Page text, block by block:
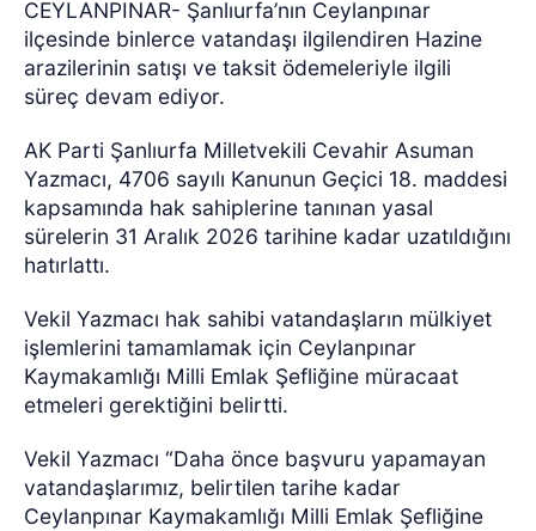
CEYLANPINAR- Şanlıurfa’nın Ceylanpınar
ilçesinde binlerce vatandaşı ilgilendiren Hazine
arazilerinin satışı ve taksit ödemeleriyle ilgili
süreç devam ediyor.
AK Parti Şanlıurfa Milletvekili Cevahir Asuman
Yazmacı, 4706 sayılı Kanunun Geçici 18. maddesi
kapsamında hak sahiplerine tanınan yasal
sürelerin 31 Aralık 2026 tarihine kadar uzatıldığını
hatırlattı.
Vekil Yazmacı hak sahibi vatandaşların mülkiyet
işlemlerini tamamlamak için Ceylanpınar
Kaymakamlığı Milli Emlak Şefliğine müracaat
etmeleri gerektiğini belirtti.
Vekil Yazmacı “Daha önce başvuru yapamayan
vatandaşlarımız, belirtilen tarihe kadar
Ceylanpınar Kaymakamlığı Milli Emlak Şefliğine